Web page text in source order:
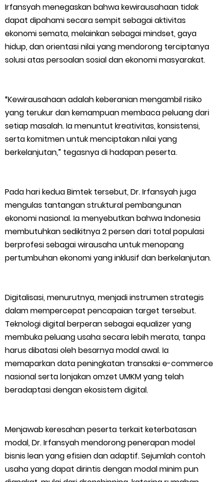
Bupati Asmar Perkuat Sinergi dengan Danposal Selatpanjang,
Bahas Stabilitas Wilayah dan Pembangunan Meranti
44 Tim Berlaga di Banglas Barat Cup II, Pemkab Meranti
HUT IBI Ke-75, Bupati Asmar: Bidan Garda Terdepan Wujudkan
Generasi Emas Indonesia 2045
Kepulauan Meranti Borong Tiga Prestasi di ADUJAK GenRe Riau
Bupati Asmar Buka Peluang Kolaborasi Meranti–Melaka di
Bidang Ekonomi, Pendidikan, dan Pariwisata
Bencana Terus Mengancam, Pembangunan Jalan Tol
Green Policing Goes to School, Ketua Bhayangkari Cabang
Kepulauan Meranti, Edukasi Anak TK Selamatkan Mangrove
Kapolres Kep. Meranti Besuk Tokoh Masyarakat H. Katan di
RSUD Selatpanjang
Jagung 1,5 Hektare, Dukung Ketahanan Pangan
Mantan Wakil Ketua DPRD Riau Dukung Penuh Penerbitan Buku
Irfansyah menegaskan bahwa kewirausahaan tidak
dapat dipahami secara sempit sebagai aktivitas
ekonomi semata, melainkan sebagai mindset, gaya
hidup, dan orientasi nilai yang mendorong terciptanya
solusi atas persoalan sosial dan ekonomi masyarakat.
“Kewirausahaan adalah keberanian mengambil risiko
yang terukur dan kemampuan membaca peluang dari
setiap masalah. Ia menuntut kreativitas, konsistensi,
serta komitmen untuk menciptakan nilai yang
berkelanjutan,” tegasnya di hadapan peserta.
Pada hari kedua Bimtek tersebut, Dr. Irfansyah juga
mengulas tantangan struktural pembangunan
ekonomi nasional. Ia menyebutkan bahwa Indonesia
membutuhkan sedikitnya 2 persen dari total populasi
berprofesi sebagai wirausaha untuk menopang
pertumbuhan ekonomi yang inklusif dan berkelanjutan.
Digitalisasi, menurutnya, menjadi instrumen strategis
dalam mempercepat pencapaian target tersebut.
Teknologi digital berperan sebagai equalizer yang
membuka peluang usaha secara lebih merata, tanpa
harus dibatasi oleh besarnya modal awal. Ia
memaparkan data peningkatan transaksi e-commerce
nasional serta lonjakan omzet UMKM yang telah
beradaptasi dengan ekosistem digital.
Menjawab keresahan peserta terkait keterbatasan
modal, Dr. Irfansyah mendorong penerapan model
bisnis lean yang efisien dan adaptif. Sejumlah contoh
usaha yang dapat dirintis dengan modal minim pun